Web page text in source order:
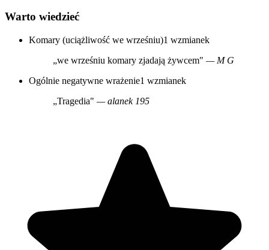
Warto wiedzieć
Komary (uciążliwość we wrześniu)1 wzmianek
„we wrześniu komary zjadają żywcem" — M G
Ogólnie negatywne wrażenie1 wzmianek
„Tragedia" — alanek 195